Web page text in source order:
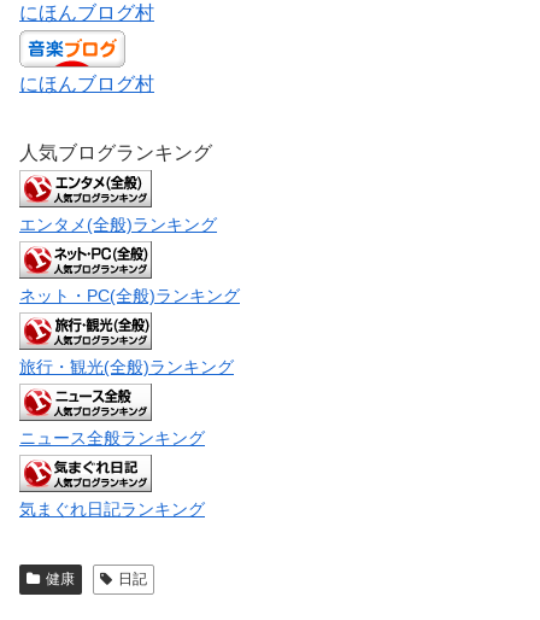
にほんブログ村
にほんブログ村
人気ブログランキング
エンタメ(全般)ランキング
ネット・PC(全般)ランキング
旅行・観光(全般)ランキング
ニュース全般ランキング
気まぐれ日記ランキング
健康 日記